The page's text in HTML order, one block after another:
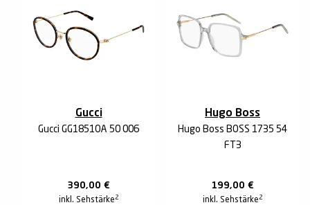
Gucci
Gucci GG1851OA 50 006
390,00 €
inkl. Sehstärke 2
Hugo Boss
Hugo Boss BOSS 1735 54
FT3
199,00 €
inkl. Sehstärke 2